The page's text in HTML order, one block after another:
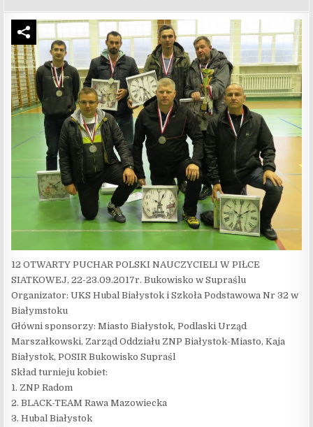
12 OTWARTY PUCHAR POLSKI NAUCZYCIELI W PIŁCE
SIATKOWEJ, 22-23.09.2017r. Bukowisko w Supraślu
Organizator: UKS Hubal Białystok i Szkoła Podstawowa Nr 32 w
Białymstoku
Główni sponsorzy: Miasto Białystok, Podlaski Urząd
Marszałkowski, Zarząd Oddziału ZNP Białystok-Miasto, Kaja
Białystok, POSIR Bukowisko Supraśl
Skład turnieju kobiet:
1. ZNP Radom
2. BLACK-TEAM Rawa Mazowiecka
3. Hubal Białystok